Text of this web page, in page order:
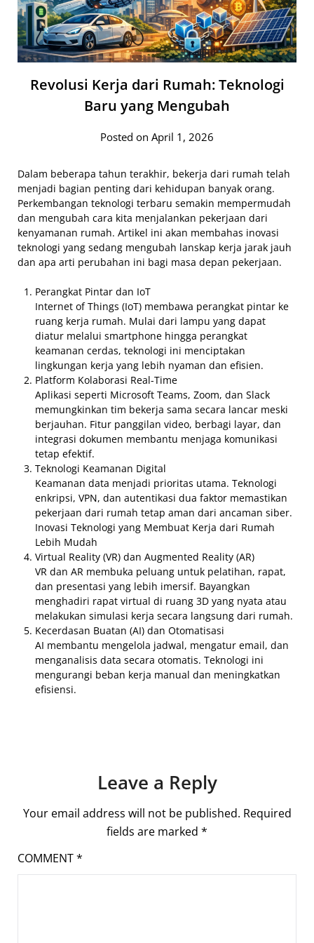
Revolusi Kerja dari Rumah: Teknologi
Baru yang Mengubah
Posted on April 1, 2026
Dalam beberapa tahun terakhir, bekerja dari rumah telah
menjadi bagian penting dari kehidupan banyak orang.
Perkembangan teknologi terbaru semakin mempermudah
dan mengubah cara kita menjalankan pekerjaan dari
kenyamanan rumah. Artikel ini akan membahas inovasi
teknologi yang sedang mengubah lanskap kerja jarak jauh
dan apa arti perubahan ini bagi masa depan pekerjaan.
Perangkat Pintar dan IoT
Internet of Things (IoT) membawa perangkat pintar ke
ruang kerja rumah. Mulai dari lampu yang dapat
diatur melalui smartphone hingga perangkat
keamanan cerdas, teknologi ini menciptakan
lingkungan kerja yang lebih nyaman dan efisien.
Platform Kolaborasi Real-Time
Aplikasi seperti Microsoft Teams, Zoom, dan Slack
memungkinkan tim bekerja sama secara lancar meski
berjauhan. Fitur panggilan video, berbagi layar, dan
integrasi dokumen membantu menjaga komunikasi
tetap efektif.
Teknologi Keamanan Digital
Keamanan data menjadi prioritas utama. Teknologi
enkripsi, VPN, dan autentikasi dua faktor memastikan
pekerjaan dari rumah tetap aman dari ancaman siber.
Inovasi Teknologi yang Membuat Kerja dari Rumah
Lebih Mudah
Virtual Reality (VR) dan Augmented Reality (AR)
VR dan AR membuka peluang untuk pelatihan, rapat,
dan presentasi yang lebih imersif. Bayangkan
menghadiri rapat virtual di ruang 3D yang nyata atau
melakukan simulasi kerja secara langsung dari rumah.
Kecerdasan Buatan (AI) dan Otomatisasi
AI membantu mengelola jadwal, mengatur email, dan
menganalisis data secara otomatis. Teknologi ini
mengurangi beban kerja manual dan meningkatkan
efisiensi.
Leave a Reply
Your email address will not be published. Required
fields are marked *
COMMENT*